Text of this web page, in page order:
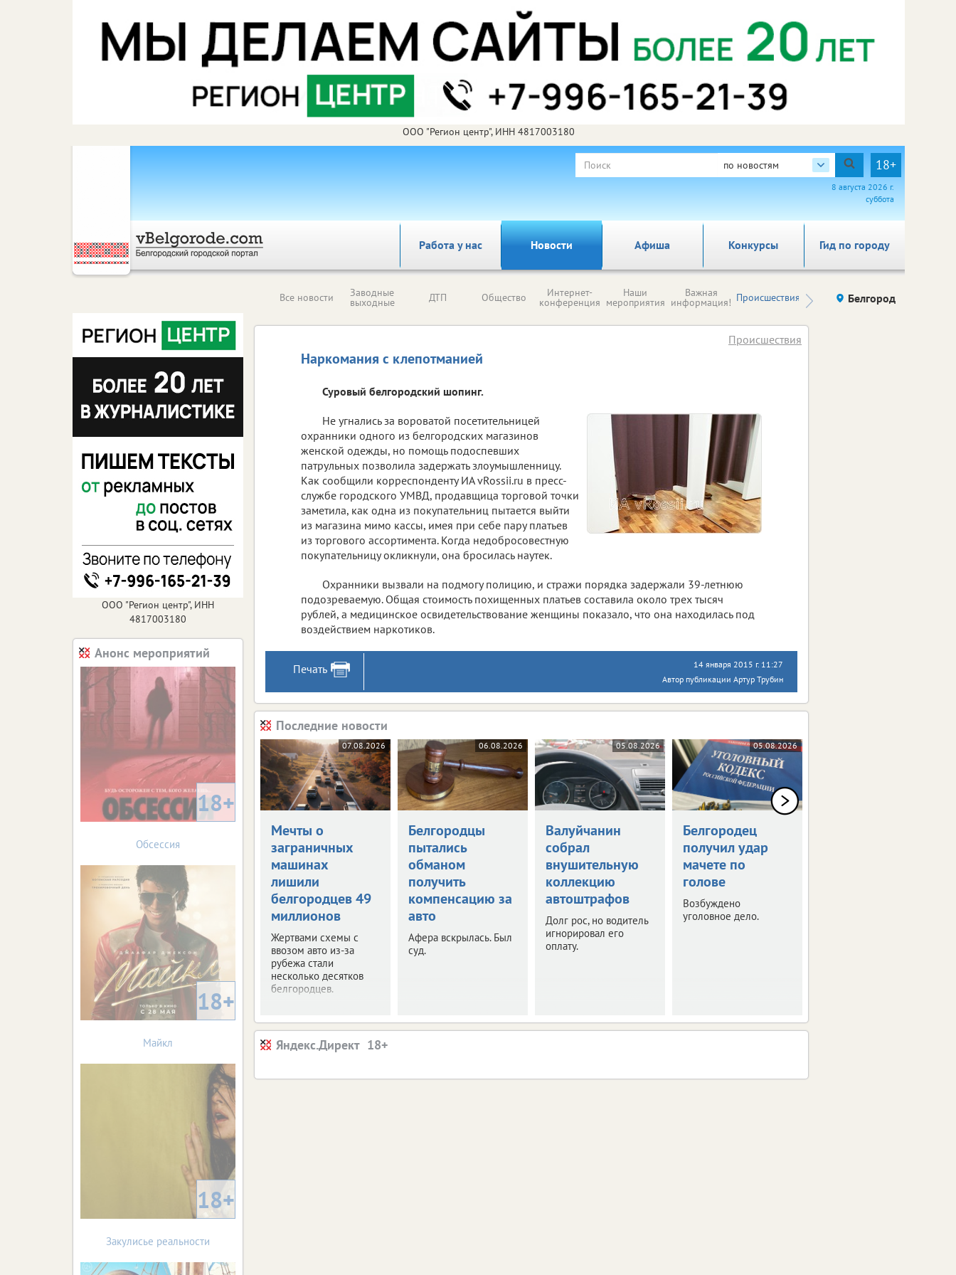
ООО "Регион центр", ИНН 4817003180
по новостям 18+
8 августа 2026 г.
суббота
Работа у нас Новости Афиша Гид по городу
Конкурсы
Все новости Заводные
выходные ДТП Общество Интернет-
конференция
Наши
мероприятия
Важная
информация! Происшествия Здоровье компаний (на
правах
Белгород
Наркомания с клепотманией
Происшествия
Суровый белгородский шопинг.
Не угнались за вороватой посетительницей
охранники одного из белгородских магазинов
женской одежды, но помощь подоспевших
патрульных позволила задержать злоумышленницу.
Как сообщили корреспонденту ИА vRossii.ru в пресс-
службе городского УМВД, продавщица торговой точки
заметила, как одна из покупательниц пытается выйти
из магазина мимо кассы, имея при себе пару платьев
из торгового ассортимента. Когда недобросовестную
покупательницу окликнули, она бросилась наутек.
Охранники вызвали на подмогу полицию, и стражи порядка задержали 39-летнюю
подозреваемую. Общая стоимость похищенных платьев составила около трех тысяч
рублей, а медицинское освидетельствование женщины показало, что она находилась под
воздействием наркотиков.
Печать
14 января 2015 г. 11:27
Автор публикации Артур Трубин
Последние новости
07.08.2026
Мечты о
заграничных
машинах
лишили
белгородцев 49
миллионов
Жертвами схемы с
ввозом авто из-за
рубежа стали
несколько десятков
белгородцев.
06.08.2026
Белгородцы
пытались
обманом
получить
компенсацию за
авто
Афера вскрылась. Был
суд.
05.08.2026
Валуйчанин
собрал
внушительную
коллекцию
автоштрафов
Долг рос, но водитель
игнорировал его
оплату.
05.08.2026
Белгородец
получил удар
мачете по
голове
Возбуждено
уголовное дело.
Яндекс.Директ
ООО "Регион центр", ИНН
4817003180
Анонс мероприятий
18+
Обсессия
18+
Майкл
18+
Закулисье реальности